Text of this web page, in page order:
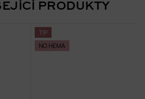
PRODUKTY
TIP
NO HEMA